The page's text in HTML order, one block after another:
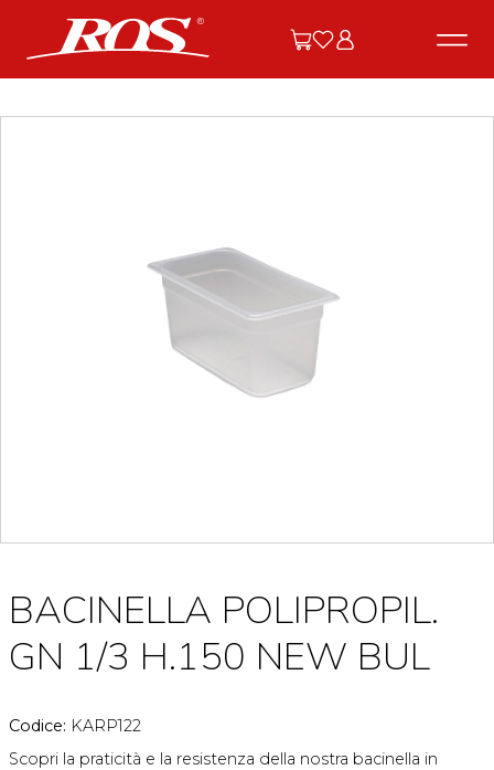
BACINELLA POLIPROPIL.
GN 1/3 H.150 NEW BUL
Codice: KARP122
Scopri la praticità e la resistenza della nostra bacinella in